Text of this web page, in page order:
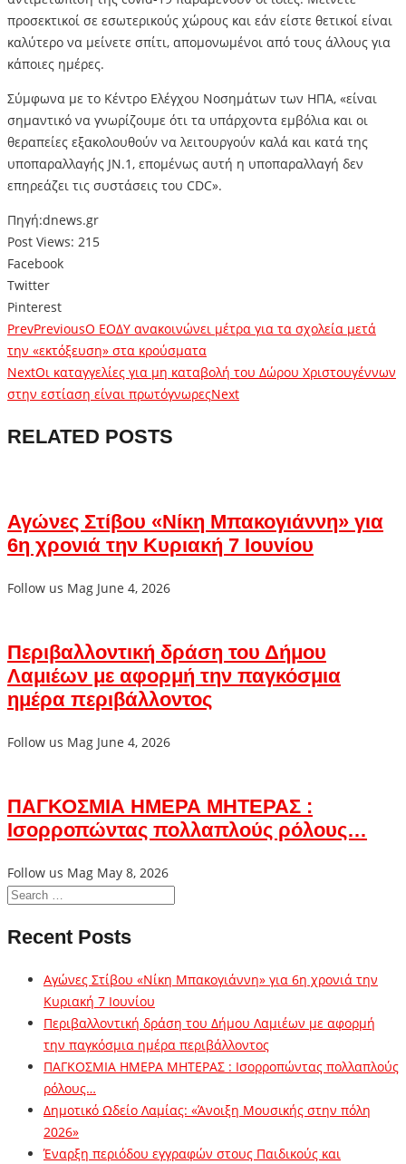
προσεκτικοί σε εσωτερικούς χώρους και εάν είστε θετικοί είναι
καλύτερο να μείνετε σπίτι, απομονωμένοι από τους άλλους για
κάποιες ημέρες.
Σύμφωνα με το Κέντρο Ελέγχου Νοσημάτων των ΗΠΑ, «είναι
σημαντικό να γνωρίζουμε ότι τα υπάρχοντα εμβόλια και οι
θεραπείες εξακολουθούν να λειτουργούν καλά και κατά της
υποπαραλλαγής JN.1, επομένως αυτή η υποπαραλλαγή δεν
επηρεάζει τις συστάσεις του CDC».
Πηγή:dnews.gr
Post Views: 215
Facebook
Twitter
Pinterest
PrevPreviousΟ ΕΟΔΥ ανακοινώνει μέτρα για τα σχολεία μετά
την «εκτόξευση» στα κρούσματα
NextΟι καταγγελίες για μη καταβολή του Δώρου Χριστουγέννων
στην εστίαση είναι πρωτόγνωρεςNext
RELATED POSTS
Αγώνες Στίβου «Νίκη Μπακογιάννη» για
6η χρονιά την Κυριακή 7 Ιουνίου
Follow us Mag June 4, 2026
Περιβαλλοντική δράση του Δήμου
Λαμιέων με αφορμή την παγκόσμια
ημέρα περιβάλλοντος
Follow us Mag June 4, 2026
ΠΑΓΚΟΣΜΙΑ ΗΜΕΡΑ ΜΗΤΕΡΑΣ :
Ισορροπώντας πολλαπλούς ρόλους…
Follow us Mag May 8, 2026
Recent Posts
Αγώνες Στίβου «Νίκη Μπακογιάννη» για 6η χρονιά την
Κυριακή 7 Ιουνίου
Περιβαλλοντική δράση του Δήμου Λαμιέων με αφορμή
την παγκόσμια ημέρα περιβάλλοντος
ΠΑΓΚΟΣΜΙΑ ΗΜΕΡΑ ΜΗΤΕΡΑΣ : Ισορροπώντας πολλαπλούς
ρόλους…
Δημοτικό Ωδείο Λαμίας: «Άνοιξη Μουσικής στην πόλη
2026»
Έναρξη περιόδου εγγραφών στους Παιδικούς και